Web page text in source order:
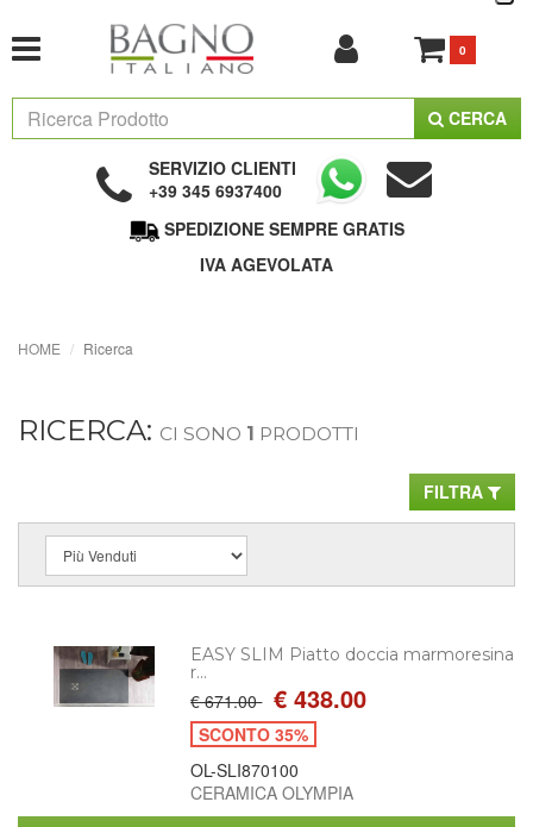
0
CERCA
SERVIZIO CLIENTI
+39 345 6937400
SPEDIZIONE SEMPRE GRATIS
IVA AGEVOLATA
HOME Ricerca
RICERCA: CI SONO 1 PRODOTTI
FILTRA
EASY SLIM Piatto doccia marmoresina
r...
€ 671.00 € 438.00
SCONTO 35%
OL-SLI870100
CERAMICA OLYMPIA